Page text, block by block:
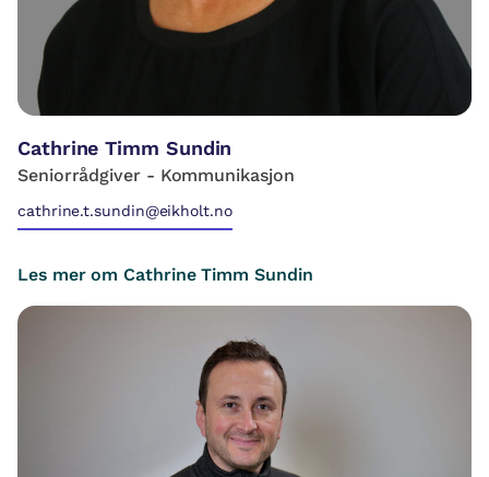
Cathrine Timm Sundin
Seniorrådgiver - Kommunikasjon
cathrine.t.sundin@eikholt.no
Les mer om Cathrine Timm Sundin